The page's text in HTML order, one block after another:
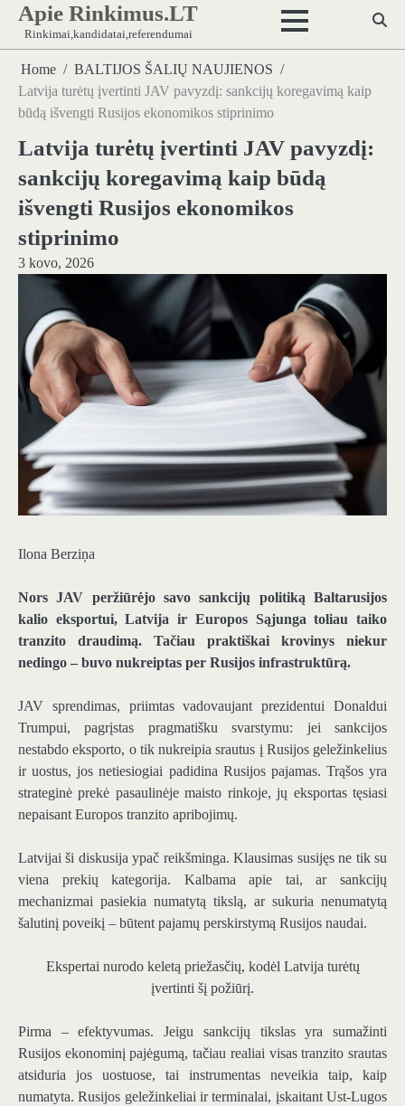
Skip
content
Apie Rinkimus.LT
Rinkimai,kandidatai,referendumai
Home
BALTIJOS ŠALIŲ NAUJIENOS
Latvija turėtų įvertinti JAV pavyzdį: sankcijų koregavimą kaip
būdą išvengti Rusijos ekonomikos stiprinimo
Latvija turėtų įvertinti JAV pavyzdį:
sankcijų koregavimą kaip būdą
išvengti Rusijos ekonomikos
stiprinimo
3 kovo, 2026
Ilona Berziņa
Nors JAV peržiūrėjo savo sankcijų politiką Baltarusijos
kalio eksportui, Latvija ir Europos Sąjunga toliau taiko
tranzito draudimą. Tačiau praktiškai krovinys niekur
nedingo – buvo nukreiptas per Rusijos infrastruktūrą.
JAV sprendimas, priimtas vadovaujant prezidentui Donaldui
Trumpui, pagrįstas pragmatišku svarstymu: jei sankcijos
nestabdo eksporto, o tik nukreipia srautus į Rusijos geležinkelius
ir uostus, jos netiesiogiai padidina Rusijos pajamas. Trąšos yra
strateginė prekė pasaulinėje maisto rinkoje, jų eksportas tęsiasi
nepaisant Europos tranzito apribojimų.
Latvijai ši diskusija ypač reikšminga. Klausimas susijęs ne tik su
viena prekių kategorija. Kalbama apie tai, ar sankcijų
mechanizmai pasiekia numatytą tikslą, ar sukuria nenumatytą
šalutinį poveikį – būtent pajamų perskirstymą Rusijos naudai.
Ekspertai nurodo keletą priežasčių, kodėl Latvija turėtų
įvertinti šį požiūrį.
Pirma – efektyvumas. Jeigu sankcijų tikslas yra sumažinti
Rusijos ekonominį pajėgumą, tačiau realiai visas tranzito srautas
atsiduria jos uostuose, tai instrumentas neveikia taip, kaip
numatyta. Rusijos geležinkeliai ir terminalai, įskaitant Ust-Lugos